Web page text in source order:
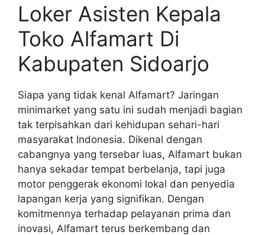
Loker Asisten Kepala
Toko Alfamart Di
Kabupaten Sidoarjo
Siapa yang tidak kenal Alfamart? Jaringan
minimarket yang satu ini sudah menjadi bagian
tak terpisahkan dari kehidupan sehari-hari
masyarakat Indonesia. Dikenal dengan
cabangnya yang tersebar luas, Alfamart bukan
hanya sekadar tempat berbelanja, tapi juga
motor penggerak ekonomi lokal dan penyedia
lapangan kerja yang signifikan. Dengan
komitmennya terhadap pelayanan prima dan
inovasi, Alfamart terus berkembang dan